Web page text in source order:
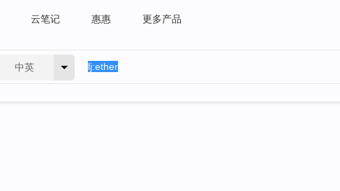
云笔记 惠惠 更多产品
中英